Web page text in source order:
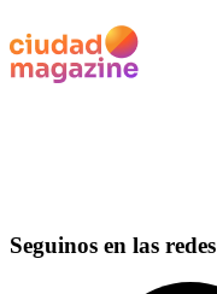
Seguinos en las redes